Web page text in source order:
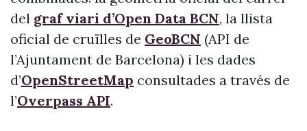
del graf viari d’Open Data BCN, la llista
oficial de cruïlles de GeoBCN (API de
l’Ajuntament de Barcelona) i les dades
d’OpenStreetMap consultades a través de
l’Overpass API.